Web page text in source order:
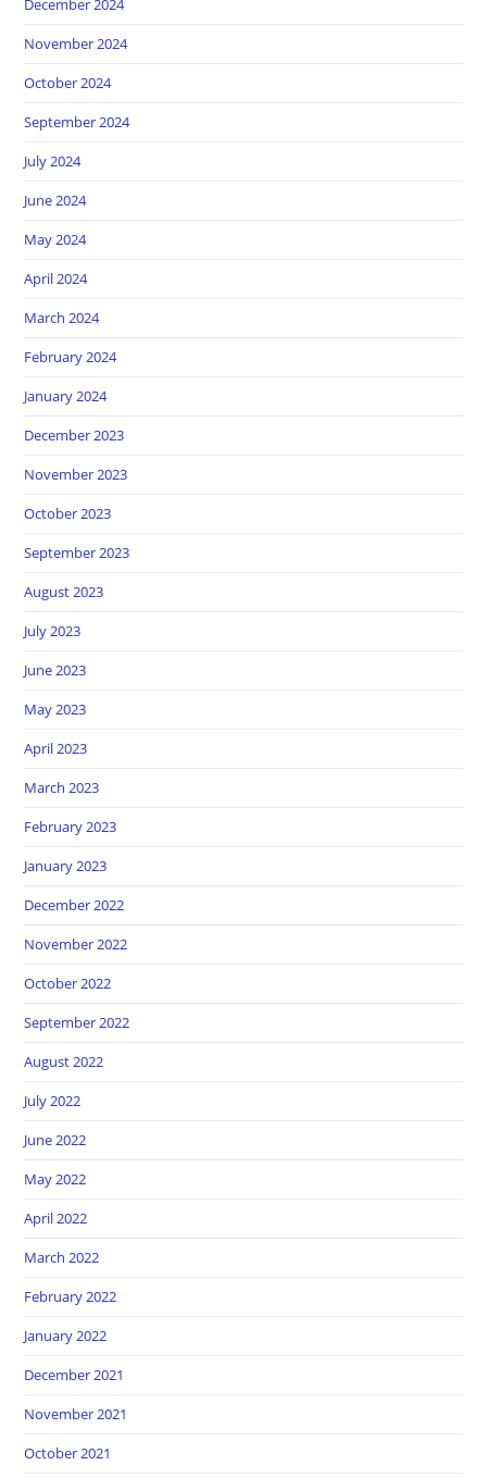
December 2024
November 2024
October 2024
September 2024
July 2024
June 2024
May 2024
April 2024
March 2024
February 2024
January 2024
December 2023
November 2023
October 2023
September 2023
August 2023
July 2023
June 2023
May 2023
April 2023
March 2023
February 2023
January 2023
December 2022
November 2022
October 2022
September 2022
August 2022
July 2022
June 2022
May 2022
April 2022
March 2022
February 2022
January 2022
December 2021
November 2021
October 2021